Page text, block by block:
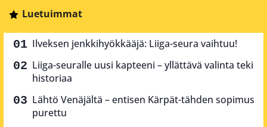
Luetuimmat
Ilveksen jenkkihyökkääjä: Liiga-seura vaihtuu!
Liiga-seuralle uusi kapteeni – yllättävä valinta teki
historiaa
Lähtö Venäjältä – entisen Kärpät-tähden sopimus
purettu